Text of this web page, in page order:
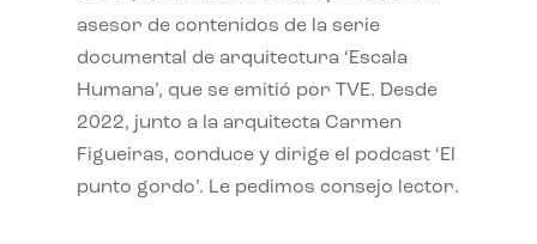
asesor de contenidos de la serie
documental de arquitectura ‘Escala
Humana’, que se emitió por TVE. Desde
2022, junto a la arquitecta Carmen
Figueiras, conduce y dirige el podcast ‘El
punto gordo’. Le pedimos consejo lector.